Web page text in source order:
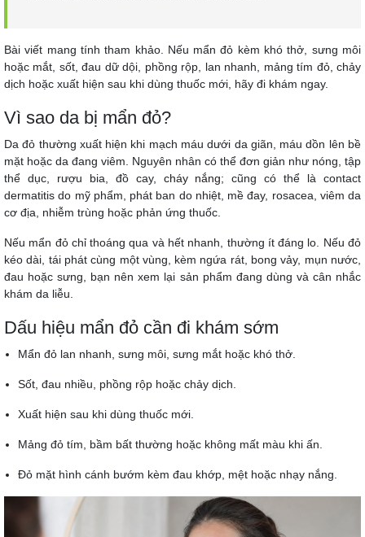
Bài viết mang tính tham khảo. Nếu mẩn đỏ kèm khó thở, sưng môi
hoặc mắt, sốt, đau dữ dội, phồng rộp, lan nhanh, mảng tím đỏ, chảy
dịch hoặc xuất hiện sau khi dùng thuốc mới, hãy đi khám ngay.
Vì sao da bị mẩn đỏ?
Da đỏ thường xuất hiện khi mạch máu dưới da giãn, máu dồn lên bề
mặt hoặc da đang viêm. Nguyên nhân có thể đơn giản như nóng, tập
thể dục, rượu bia, đồ cay, cháy nắng; cũng có thể là contact
dermatitis do mỹ phẩm, phát ban do nhiệt, mề đay, rosacea, viêm da
cơ địa, nhiễm trùng hoặc phản ứng thuốc.
Nếu mẩn đỏ chỉ thoáng qua và hết nhanh, thường ít đáng lo. Nếu đỏ
kéo dài, tái phát cùng một vùng, kèm ngứa rát, bong vảy, mụn nước,
đau hoặc sưng, bạn nên xem lại sản phẩm đang dùng và cân nhắc
khám da liễu.
Dấu hiệu mẩn đỏ cần đi khám sớm
Mẩn đỏ lan nhanh, sưng môi, sưng mắt hoặc khó thở.
Sốt, đau nhiều, phồng rộp hoặc chảy dịch.
Xuất hiện sau khi dùng thuốc mới.
Mảng đỏ tím, bầm bất thường hoặc không mất màu khi ấn.
Đỏ mặt hình cánh bướm kèm đau khớp, mệt hoặc nhạy nắng.